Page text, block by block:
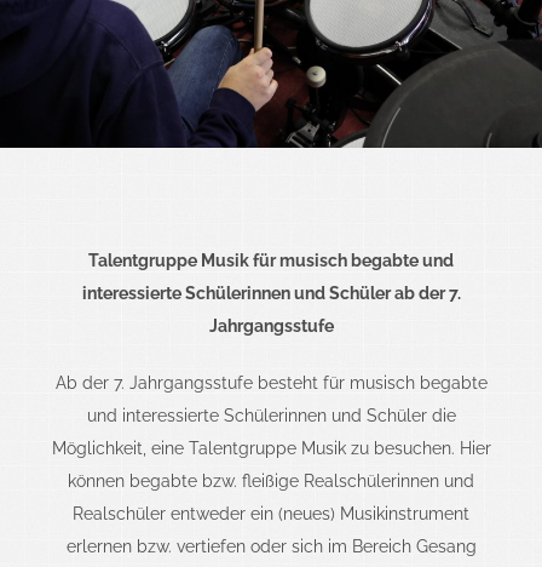
Talentgruppe Musikfür musisch begabte und
interessierteSchülerinnen und Schüler ab der 7.
Jahrgangsstufe
Ab der 7. Jahrgangsstufe besteht für musisch begabte
und interessierte Schülerinnen und Schüler die
Möglichkeit, eine Talentgruppe Musik zu besuchen. Hier
können begabte bzw. fleißige Realschülerinnen und
Realschüler entweder ein (neues) Musikinstrument
erlernen bzw. vertiefen oder sich im Bereich Gesang